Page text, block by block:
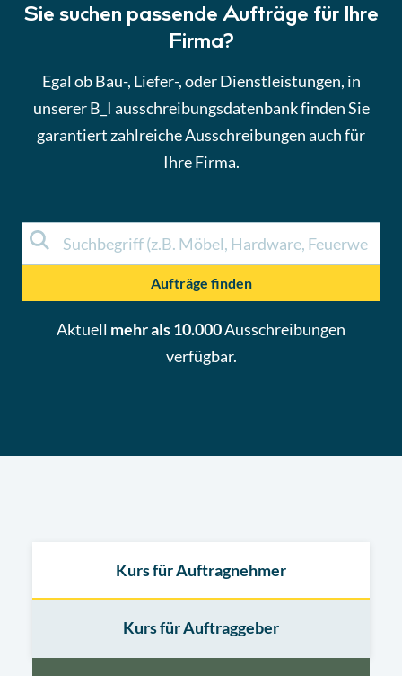
Sie suchen passende Aufträge für Ihre
Firma?
Egal ob Bau-, Liefer-, oder Dienstleistungen, in
unserer B_I ausschreibungsdatenbank finden Sie
garantiert zahlreiche Ausschreibungen auch für
Ihre Firma.
Aufträge finden
Aktuell mehr als 10.000Ausschreibungen
verfügbar.
Kurs für Auftragnehmer
Kurs für Auftraggeber